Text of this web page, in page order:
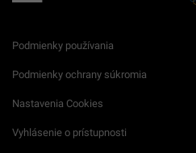
Podmienky používania
Podmienky ochrany súkromia
Nastavenia Cookies
Vyhlásenie o prístupnosti